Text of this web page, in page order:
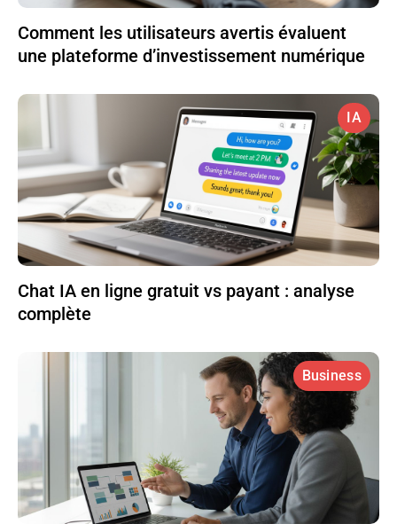
Comment les utilisateurs avertis évaluent
une plateforme d’investissement numérique
IA
Chat IA en ligne gratuit vs payant : analyse
complète
Business